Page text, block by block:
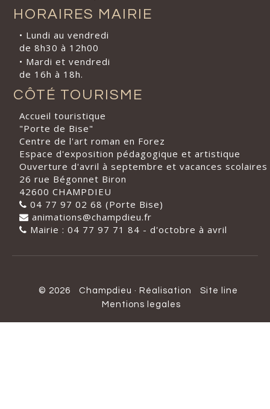
HORAIRES MAIRIE
• Lundi au vendredi
de 8h30 à 12h00
• Mardi et vendredi
de 16h à 18h.
CÔTÉ TOURISME
Accueil touristique
"Porte de Bise"
Centre de l'art roman en Forez
Espace d'exposition pédagogique et artistique
Ouverture d'avril à septembre et vacances scolaires
26 rue Bégonnet Biron
42600 CHAMPDIEU
04 77 97 02 68 (Porte Bise)
animations@champdieu.fr
Mairie : 04 77 97 71 84 - d'octobre à avril
© 2026 Champdieu · Réalisation
Site line
Mentions legales